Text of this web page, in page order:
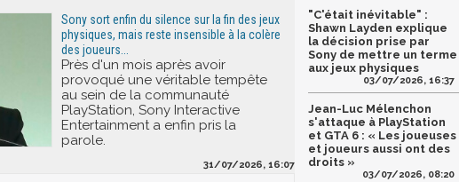
Sony sort enfin du silence sur la fin des jeux
physiques, mais reste insensible à la colère
des joueurs...
Près d'un mois après avoir
provoqué une véritable tempête
au sein de la communauté
PlayStation, Sony Interactive
Entertainment a enfin pris la
parole.
31/07/2026, 16:07
"C'était inévitable" :
Shawn Layden explique
la décision prise par
Sony de mettre un terme
aux jeux physiques
03/07/2026, 16:37
Jean-Luc Mélenchon
s'attaque à PlayStation
et GTA 6 : « Les joueuses
et joueurs aussi ont des
droits »
03/07/2026, 08:20